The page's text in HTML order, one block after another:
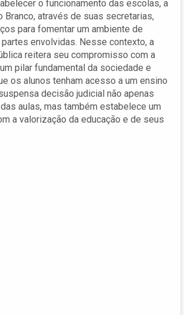
o funcionamento das escolas, a
Branco, através de suas secretarias,
para fomentar um ambiente de
envolvidas. Nesse contexto, a
reitera seu compromisso com a
pilar fundamental da sociedade e
os alunos tenham acesso a um ensino
decisão judicial não apenas
aulas, mas também estabelece um
a valorização da educação e de seus